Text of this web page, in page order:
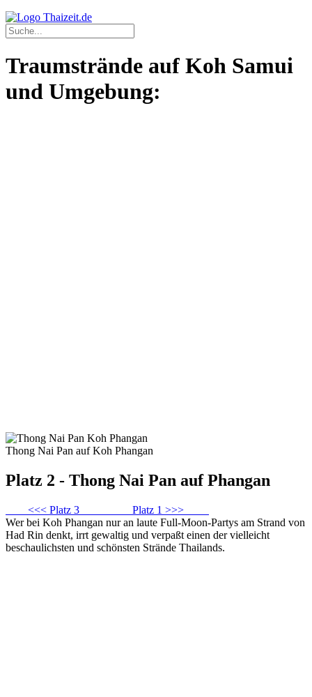
Traumstrände auf Koh Samui
und Umgebung:
Thong Nai Pan auf Koh Phangan
Platz 2 - Thong Nai Pan auf Phangan
<<< Platz 3
Platz 1 >>>
Wer bei Koh Phangan nur an laute Full-Moon-Partys am Strand von
Had Rin denkt, irrt gewaltig und verpaßt einen der vielleicht
beschaulichsten und schönsten Strände Thailands.